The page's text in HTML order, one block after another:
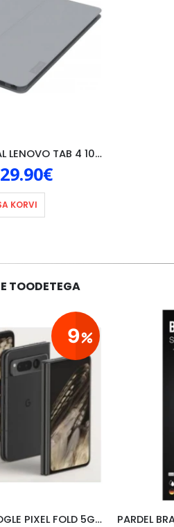
KAANED ORIGINAAL LENOVO TAB 4 10″, HALL
29.90€
KORVI
TOODETEGA
9
NUTITELEFON GOOGLE PIXEL FOLD 5G, 12GB/256GB, MUST